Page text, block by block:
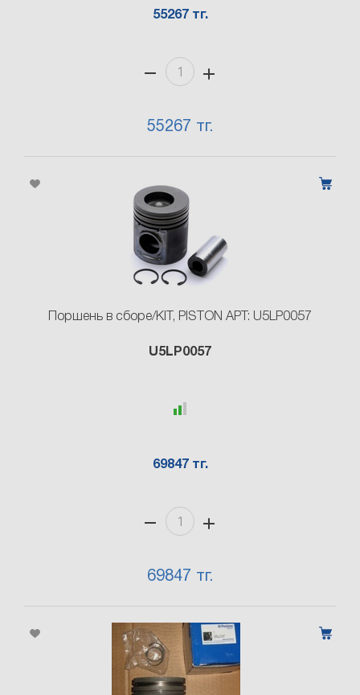
55267 тг.
55267 тг.
Поршень в сборе/KIT, PISTON АРТ: U5LP0057
U5LP0057
69847 тг.
69847 тг.